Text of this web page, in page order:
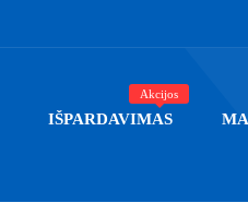
IŠPARDAVIMAS
Akcijos